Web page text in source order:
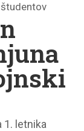
1. letnika